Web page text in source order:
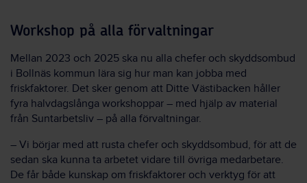
Workshop på alla förvaltningar
Mellan 2023 och 2025 ska nu alla chefer och skyddsombud
i Bollnäs kommun lära sig hur man kan jobba med
friskfaktorer. Det sker genom att Ditte Västibacken håller
fyra halvdagslånga workshoppar – med hjälp av material
från Suntarbetsliv – på alla förvaltningar.
– Vi börjar med att rusta chefer och skyddsombud, för att de
sedan ska kunna ta arbetet vidare till övriga medarbetare.
De får både kunskap om friskfaktorer och verktyg för att